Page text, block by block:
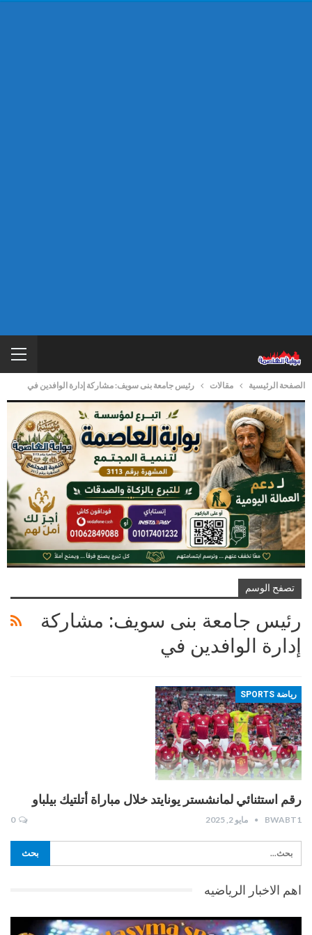
الصفحة الرئيسية مقالات رئيس جامعة بنى سويف: مشاركة إدارة الوافدين في
تصفح الوسم
رئيس جامعة بنى سويف: مشاركة
إدارة الوافدين في
رياضة SPORTS
رقم استثنائي لمانشستر يونايتد خلال مباراة أتلتيك بيلباو
BWABT1 مايو 2, 2025 0
اهم الاخبار الرياضيه